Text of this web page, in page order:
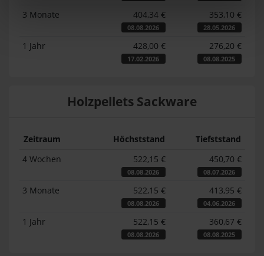
3 Monate 404,34 €
08.08.2026
353,10 €
28.05.2026
1 Jahr 428,00 €
17.02.2026
276,20 €
08.08.2025
Holzpellets Sackware
Zeitraum Höchststand
Tiefststand
4 Wochen
522,15 €
08.08.2026
450,70 €
08.07.2026
3 Monate 522,15 €
08.08.2026
413,95 €
04.06.2026
1 Jahr 522,15 €
08.08.2026
360,67 €
08.08.2025